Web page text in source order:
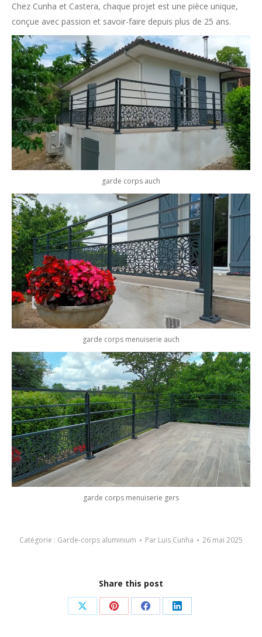
Chez Cunha et Castera, chaque projet est une pièce unique,
conçue avec passion et savoir-faire depuis plus de 25 ans.
garde corps auch
garde corps menuiserie auch
garde corps menuiserie gers
Catégorie : Garde-corps aluminium Par Luis Cunha 26 mai 2025
Share this post
PartagerPartagerPartagerPartager